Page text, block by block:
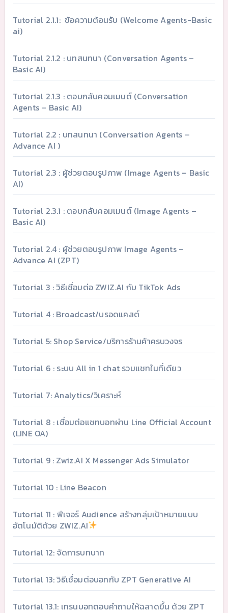
Tutorial 2.1.1: ข้อความต้อนรับ (Welcome Agents-Basic
ai)
Tutorial 2.1.2 : บทสนทนา (Conversation Agents –
Basic AI)
Tutorial 2.1.3 : ตอบกลับคอมเมนต์ (Conversation
Agents – Basic AI)
Tutorial 2.2 : บทสนทนา (Conversation Agents –
Advance AI )
Tutorial 2.3 : ผู้ช่วยตอบรูปภาพ (Image Agents – Basic
AI)
Tutorial 2.3.1 : ตอบกลับคอมเมนต์ (Image Agents –
Basic AI)
Tutorial 2.4 : ผู้ช่วยตอบรูปภาพ Image Agents –
Advance AI (ZPT)
Tutorial 3 : วิธีเชื่อมต่อ ZWIZ.AI กับ TikTok Ads
Tutorial 4 : Broadcast/บรอดแคสต์
Tutorial 5: Shop Service/บริการร้านค้าครบวงจร
Tutorial 6 : ระบบ All in 1 chat รวมแชทในที่เดียว
Tutorial 7: Analytics/วิเคราะห์
Tutorial 8 : เชื่อมต่อแชทบอทผ่าน Line Official Account
(LINE OA)
Tutorial 9 : Zwiz.AI X Messenger Ads Simulator
Tutorial 10 : Line Beacon
Tutorial 11 : ฟีเจอร์ Audience สร้างกลุ่มเป้าหมายแบบ
อัตโนมัติด้วย ZWIZ.AI
Tutorial 12: จัดการบทบาท
Tutorial 13: วิธีเชื่อมต่อบอทกับ ZPT Generative AI
Tutorial 13.1: เทรนบอทตอบคำถามให้ฉลาดขึ้น ด้วย ZPT